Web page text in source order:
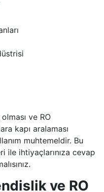
ve RO
kapı aralaması
muhtemeldir. Bu
ile ihtiyaçlarınıza cevap
ve RO